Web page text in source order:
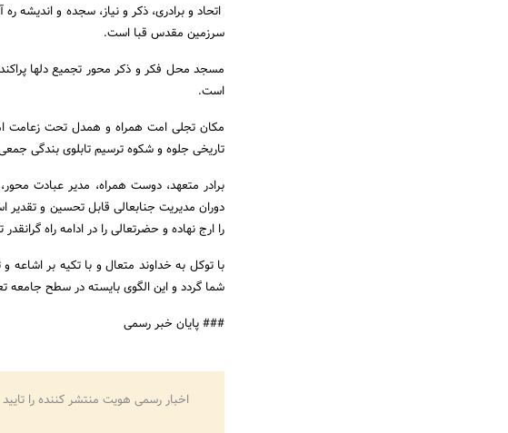
اتحاد و برادری، ذکر و نیاز، سجده و اندیشه
سرزمین مقدس قبا است.
مسجد محل فکر و ذکر محور تجمیع دلها
است.
مکان تجلی امت همراه و همدل تحت زعامت
تاریخی جلوه و شکوه ترسیم تابلوی بندگی
برادر متعهد، دوست همراه، مدیر عبادت
دوران مدیریت جنابعالی قابل تحسین و
را ارج نهاده و حضرتعالی را در ادامه راه
با توکل به خداوند متعال و با تکیه بر
شما گردد و این الگوی بایسته در سطح جامعه
### پایان خبر رسمی
اخبار رسمی هویت منتشر کننده را